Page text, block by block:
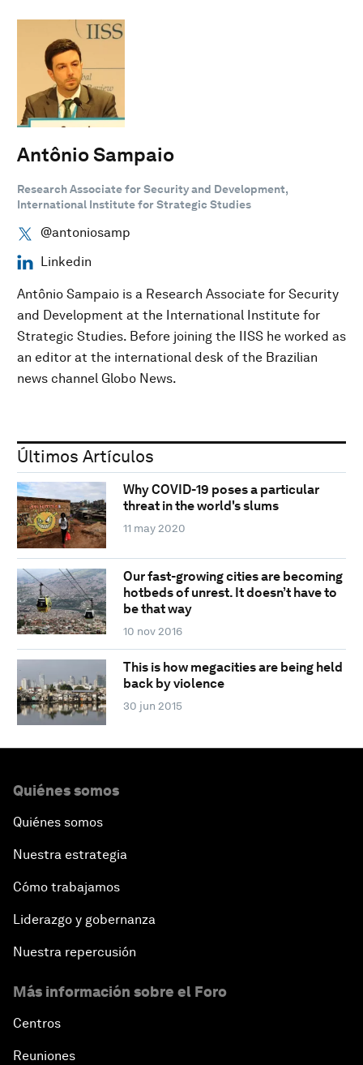
Antônio Sampaio
Research Associate for Security and Development,
International Institute for Strategic Studies
@antoniosamp
Linkedin
Antônio Sampaio is a Research Associate for Security
and Development at the International Institute for
Strategic Studies. Before joining the IISS he worked as
an editor at the international desk of the Brazilian
news channel Globo News.
Últimos Artículos
Why COVID-19 poses a particular
threat in the world's slums
11 may 2020
Our fast-growing cities are becoming
hotbeds of unrest. It doesn’t have to
be that way
10 nov 2016
This is how megacities are being held
back by violence
30 jun 2015
Quiénes somos
Quiénes somos
Nuestra estrategia
Cómo trabajamos
Liderazgo y gobernanza
Nuestra repercusión
Más información sobre el Foro
Centros
Reuniones